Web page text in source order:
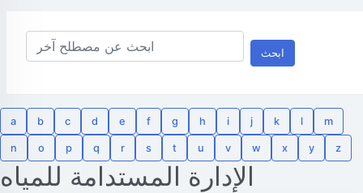
ابحث
a b c d e f g h i j k l m
n o p q r s t u v w x y z
الإدارة المستدامة للمياه